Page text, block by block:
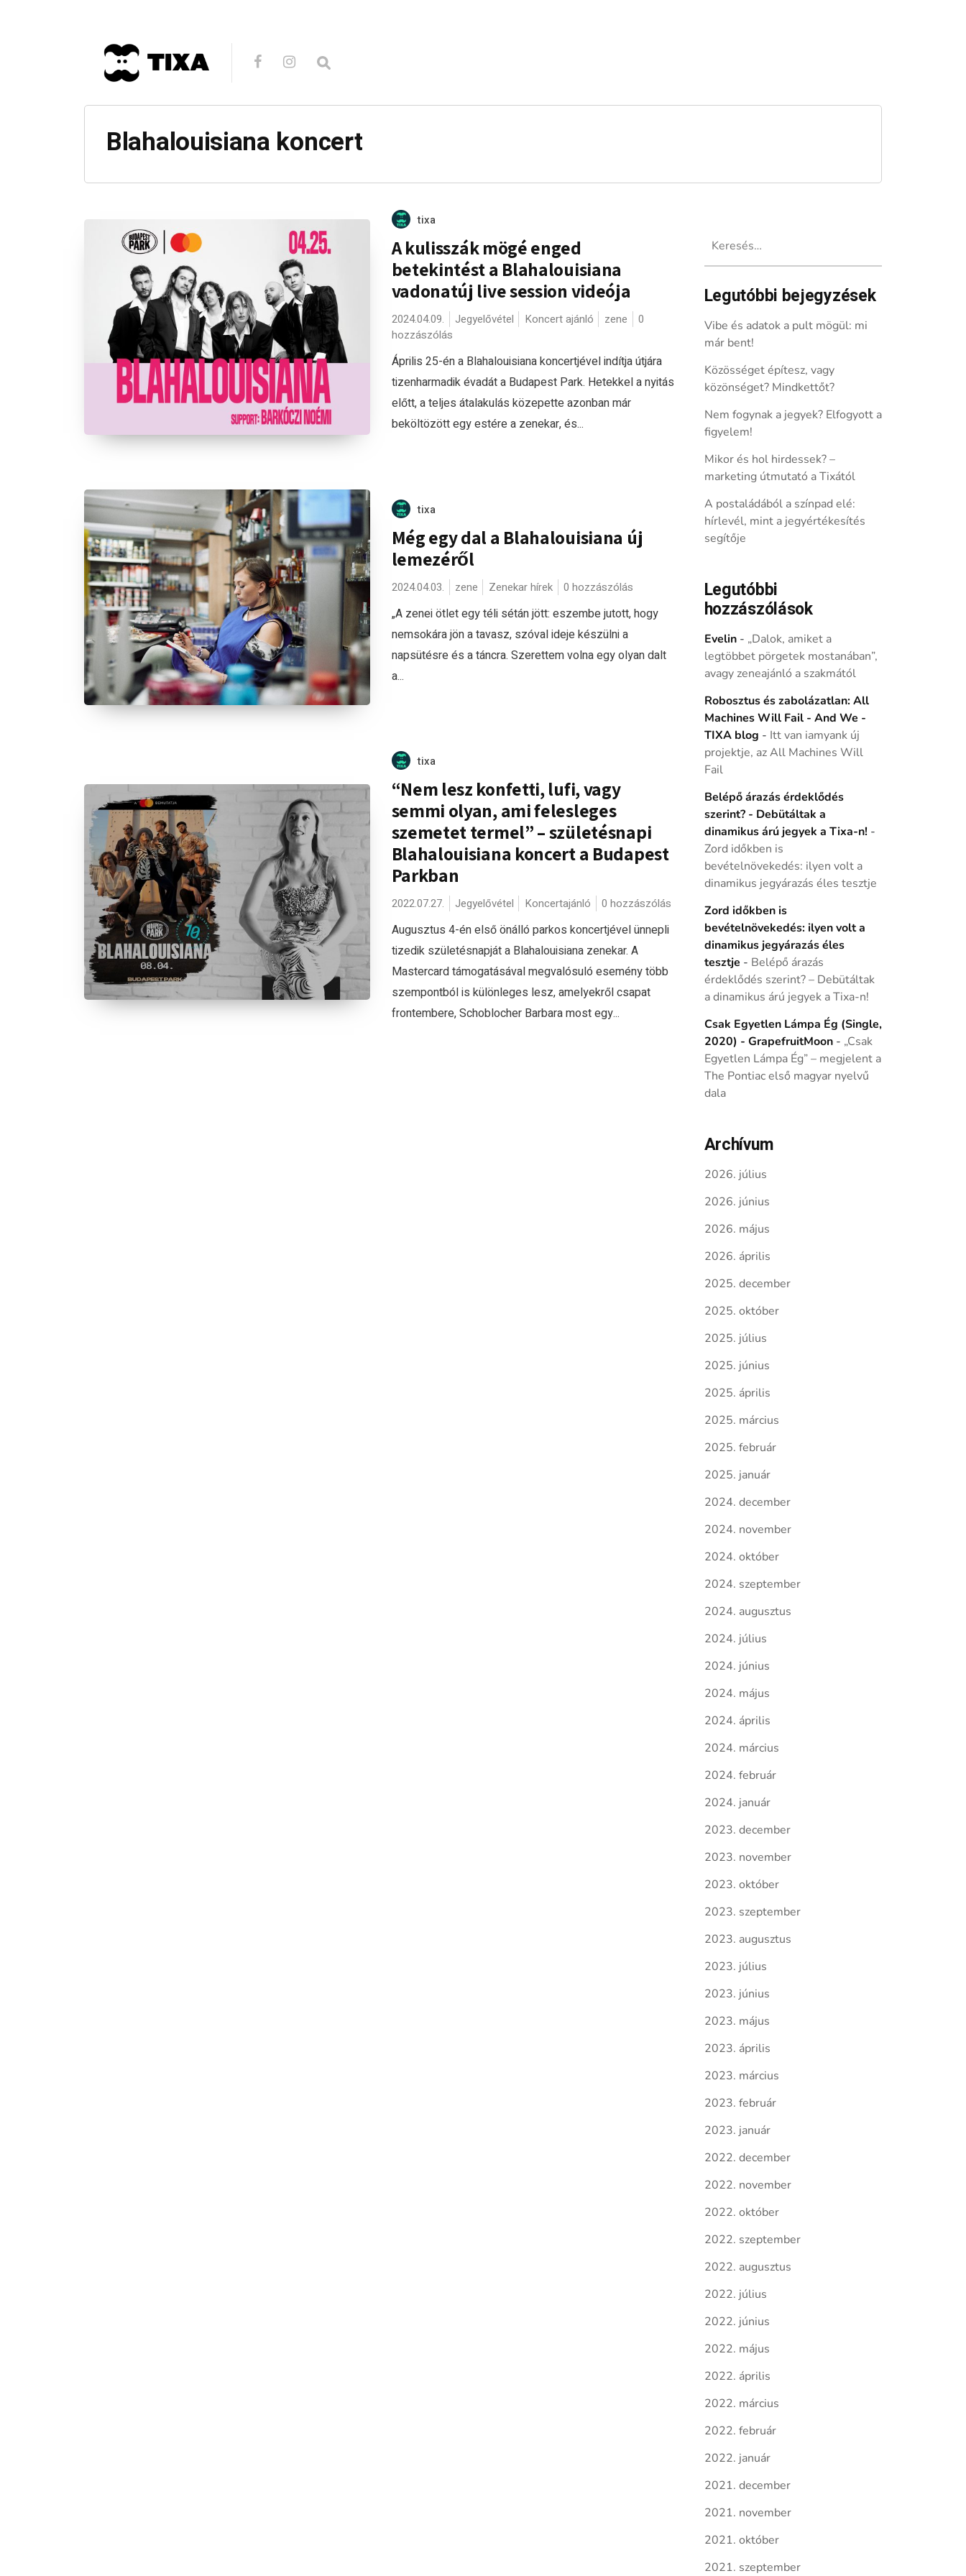
Blahalouisiana koncert
tixa
A kulisszák mögé enged
betekintést a Blahalouisiana
vadonatúj live session videója
2024.04.09. Jegyelővétel Koncert ajánló zene
0
hozzászólás
Április 25-én a Blahalouisiana koncertjével indítja útjára
tizenharmadik évadát a Budapest Park. Hetekkel a nyitás
előtt, a teljes átalakulás közepette azonban már
beköltözött egy estére a zenekar, és...
tixa
Még egy dal a Blahalouisiana új
lemezéről
2024.04.03. zene Zenekar hírek 0 hozzászólás
„A zenei ötlet egy téli sétán jött: eszembe jutott, hogy
nemsokára jön a tavasz, szóval ideje készülni a
napsütésre és a táncra. Szerettem volna egy olyan dalt
a...
tixa
“Nem lesz konfetti, lufi, vagy
semmi olyan, ami felesleges
szemetet termel” – születésnapi
Blahalouisiana koncert a Budapest
Parkban
2022.07.27. Jegyelővétel Koncertajánló 0 hozzászólás
Augusztus 4-én első önálló parkos koncertjével ünnepli
tizedik születésnapját a Blahalouisiana zenekar. A
Mastercard támogatásával megvalósuló esemény több
szempontból is különleges lesz, amelyekről csapat
frontembere, Schoblocher Barbara most egy...
Legutóbbi bejegyzések
Vibe és adatok a pult mögül: mi
már bent!
Közösséget építesz, vagy
közönséget? Mindkettőt?
Nem fogynak a jegyek? Elfogyott a
figyelem!
Mikor és hol hirdessek? –
marketing útmutató a Tixától
A postaládából a színpad elé:
hírlevél, mint a jegyértékesítés
segítője
Legutóbbi
hozzászólások
Evelin- „Dalok, amiket a
legtöbbet pörgetek mostanában”,
avagy zeneajánló a szakmától
Robosztus és zabolázatlan: All
Machines Will Fail - And We -
TIXA blog - Itt van iamyank új
projektje, az All Machines Will
Fail
Belépő árazás érdeklődés
szerint? - Debütáltak a
dinamikus árú jegyek a Tixa-n! -
Zord időkben is
bevételnövekedés: ilyen volt a
dinamikus jegyárazás éles tesztje
Zord időkben is
bevételnövekedés: ilyen volt a
dinamikus jegyárazás éles
tesztje - Belépő árazás
érdeklődés szerint? – Debütáltak
a dinamikus árú jegyek a Tixa-n!
Csak Egyetlen Lámpa Ég (Single,
2020) - GrapefruitMoon- „Csak
Egyetlen Lámpa Ég” – megjelent a
The Pontiac első magyar nyelvű
dala
Archívum
2026. július
2026. június
2026. május
2026. április
2025. december
2025. október
2025. július
2025. június
2025. április
2025. március
2025. február
2025. január
2024. december
2024. november
2024. október
2024. szeptember
2024. augusztus
2024. július
2024. június
2024. május
2024. április
2024. március
2024. február
2024. január
2023. december
2023. november
2023. október
2023. szeptember
2023. augusztus
2023. július
2023. június
2023. május
2023. április
2023. március
2023. február
2023. január
2022. december
2022. november
2022. október
2022. szeptember
2022. augusztus
2022. július
2022. június
2022. május
2022. április
2022. március
2022. február
2022. január
2021. december
2021. november
2021. október
2021. szeptember